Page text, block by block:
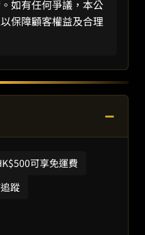
如有任何爭議，本公
保障顧客權益及合理
−
可享免運費
蹤